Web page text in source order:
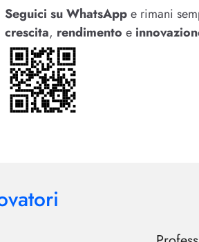
Seguici su WhatsAppe rimani
crescita, rendimento e